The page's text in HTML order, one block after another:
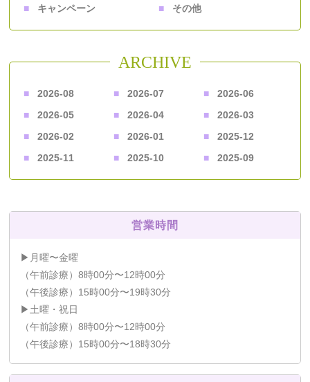
キャンペーン
その他
ARCHIVE
2026-08 2026-07
2026-06
2026-05
2026-04
2026-03
2026-02
2026-01
2025-12
2025-11
2025-10 2025-09
営業時間
▶月曜〜金曜
（午前診療）8時00分〜12時00分
（午後診療）15時00分〜19時30分
▶土曜・祝日
（午前診療）8時00分〜12時00分
（午後診療）15時00分〜18時30分